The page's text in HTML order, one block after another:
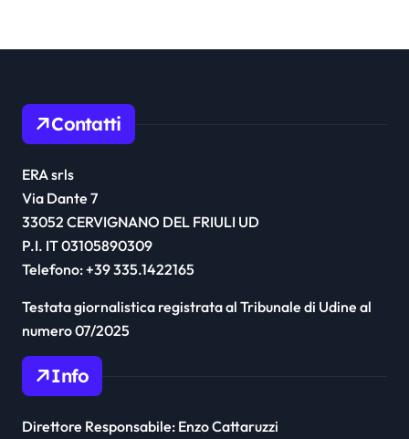
Contatti
ERA srls
Via Dante 7
33052 CERVIGNANO DEL FRIULI UD
P.I. IT 03105890309
Telefono: +39 335.1422165
Testata giornalistica registrata al Tribunale di Udine al
numero 07/2025
Info
Direttore Responsabile: Enzo Cattaruzzi